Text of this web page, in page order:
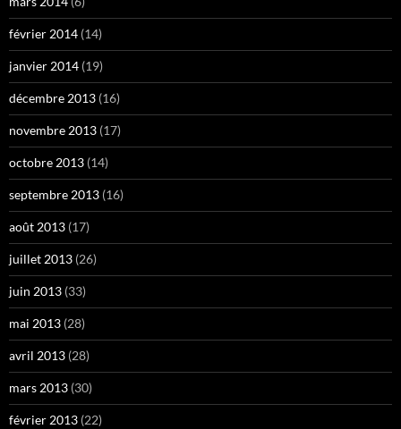
février 2014 (14)
janvier 2014 (19)
décembre 2013 (16)
novembre 2013 (17)
octobre 2013 (14)
septembre 2013 (16)
août 2013 (17)
juillet 2013 (26)
juin 2013 (33)
mai 2013 (28)
avril 2013 (28)
mars 2013 (30)
février 2013 (22)